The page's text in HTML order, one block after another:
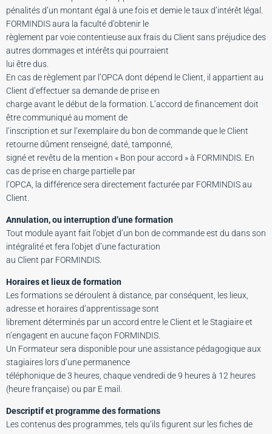
pénalités d’un montant égal à une fois et demie le taux d’intérêt légal.
FORMINDIS aura la faculté d’obtenir le
règlement par voie contentieuse aux frais du Client sans préjudice des
autres dommages et intérêts qui pourraient
lui être dus.
En cas de règlement par l’OPCA dont dépend le Client, il appartient au
Client d’effectuer sa demande de prise en
charge avant le début de la formation. L’accord de financement doit
être communiqué au moment de
l’inscription et sur l’exemplaire du bon de commande que le Client
retourne dûment renseigné, daté, tamponné,
signé et revêtu de la mention « Bon pour accord » à FORMINDIS. En
cas de prise en charge partielle par
l’OPCA, la différence sera directement facturée par FORMINDIS au
Client.
Annulation, ou interruption d’une formation
Tout module ayant fait l’objet d’un bon de commande est du dans son
intégralité et fera l’objet d’une facturation
au Client par FORMINDIS.
Horaires et lieux de formation
Les formations se déroulent à distance, par conséquent, les lieux,
adresse et horaires d’apprentissage sont
librement déterminés par un accord entre le Client et le Stagiaire et
n’engagent en aucune façon FORMINDIS.
Un Formateur sera disponible pour une assistance pédagogique aux
stagiaires lors d’une permanence
téléphonique de 3 heures, chaque vendredi de 9 heures à 12 heures
(heure française) ou par E mail.
Descriptif et programme des formations
Les contenus des programmes, tels qu’ils figurent sur les fiches de